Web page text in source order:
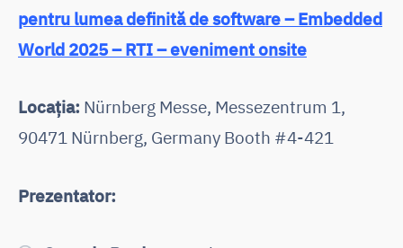
pentru lumea definită de software – Embedded
World 2025 – RTI – eveniment onsite
Locația: Nürnberg Messe, Messezentrum 1,
90471 Nürnberg, Germany Booth #4-421
Prezentator: